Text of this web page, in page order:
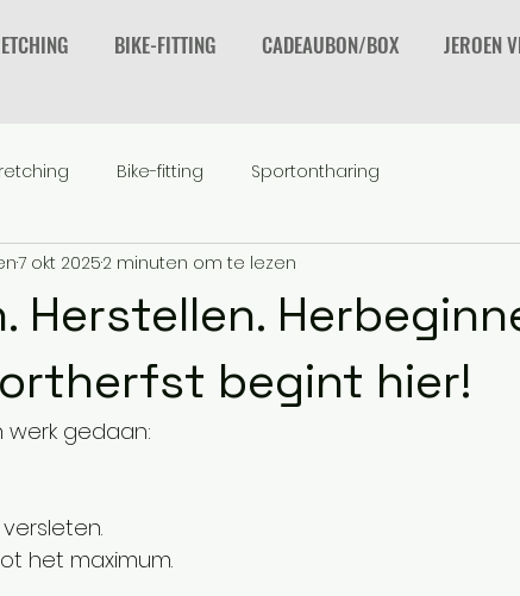
BIKE-FITTING CADEAUBON/BOX JEROEN
Bike-fitting Sportontharing
Herstellen.
begint hier!
7 okt 20252 minuten om te lezen
werk gedaan:
het maximum.